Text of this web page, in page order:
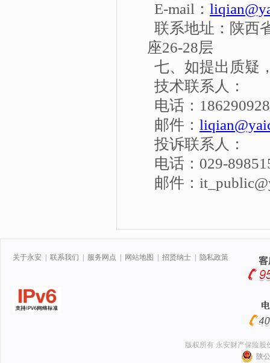
E-mail：
联系地址：陕西
座26-28层
七、如提出质疑
技术联系人：
电话：
邮件：
投诉联系人：
电话：029-
邮件：
关于永安 联系我们 服务网点 网站地图 招贤纳士 隐私政策
版权所有 永安财产保险股
陕